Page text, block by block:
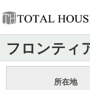
フロンティ
所在地